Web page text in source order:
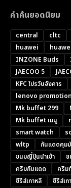
คำค้นยอดนิยม
central cltc
huawei
INZONE Buds
JAECOO 5
KFC โปรวันอังคาร
lenovo promotion
Mk buffet 299
Mk buffet เมนู
smart watch
wltp
กันแดดคุม
ขนมญี่ปุ่นนำเข้า
ครีมกันแดด
ครีม
ซีรีส์เกาหลี
ซีรีส์เ